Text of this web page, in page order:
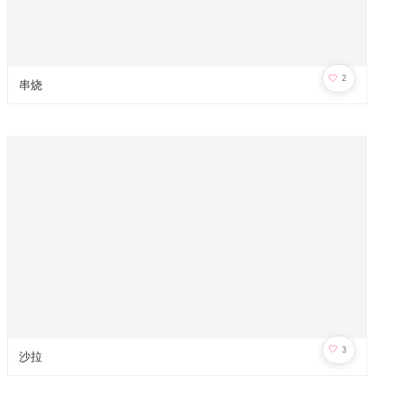
串烧
🤍 2
沙拉
🤍 3